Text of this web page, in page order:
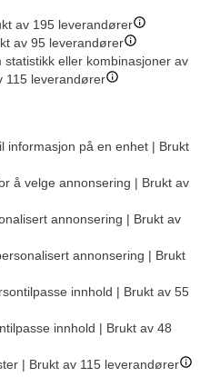
av 195 leverandører
av 95 leverandører
eller kombinasjoner av
115 leverandører
informasjon på en enhet | Brukt
å velge annonsering | Brukt av
annonsering | Brukt av
annonsering | Brukt
innhold | Brukt av 55
innhold | Brukt av 48
| Brukt av 115 leverandører